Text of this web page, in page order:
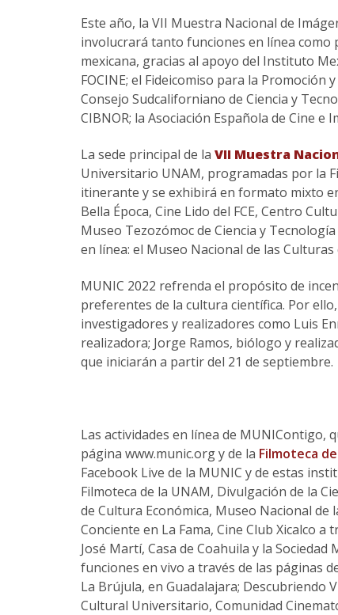
Este año, la VII Muestra Nacional de
involucrará tanto funciones en línea como
mexicana, gracias al apoyo del Instituto
FOCINE; el Fideicomiso para la Promoción
Consejo Sudcaliforniano de Ciencia y
CIBNOR; la Asociación Española de Cine e
La sede principal de la VII Muestra
Universitario UNAM, programadas por la
itinerante y se exhibirá en formato mixto
Bella Época, Cine Lido del FCE, Centro
Museo Tezozómoc de Ciencia y Tecnología
en línea: el Museo Nacional de las
MUNIC 2022 refrenda el propósito de
preferentes de la cultura científica. Por
investigadores y realizadores como Luis
realizadora; Jorge Ramos, biólogo y
que iniciarán a partir del 21 de septiembre.
Las actividades en línea de MUNIContigo,
página www.munic.org y de la Filmoteca
Facebook Live de la MUNIC y de estas
Filmoteca de la UNAM, Divulgación de la
de Cultura Económica, Museo Nacional
Conciente en La Fama, Cine Club Xicalco
José Martí, Casa de Coahuila y la
funciones en vivo a través de las páginas
La Brújula, en Guadalajara; Descubriendo
Cultural Universitario, Comunidad